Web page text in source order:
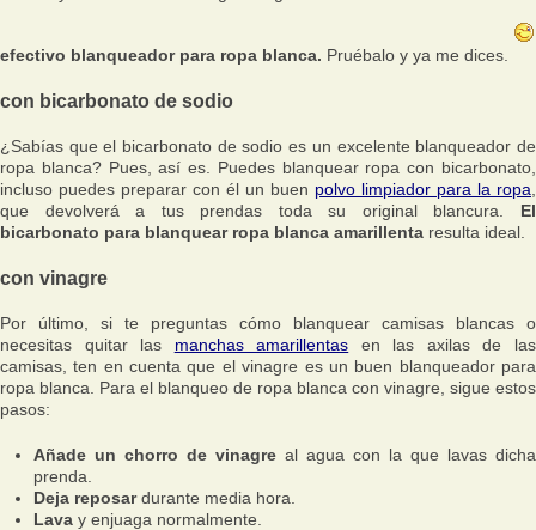
efectivo blanqueador para ropa blanca. Pruébalo y ya me dices.
con bicarbonato de sodio
¿Sabías que el bicarbonato de sodio es un excelente blanqueador de
ropa blanca? Pues, así es. Puedes blanquear ropa con bicarbonato,
incluso puedes preparar con él un buen polvo limpiador para la ropa
que devolverá a tus prendas toda su original blancura. El
bicarbonato para blanquear ropa blanca amarillenta resulta ideal.
con vinagre
Por último, si te preguntas cómo blanquear camisas blancas o
necesitas quitar las manchas amarillentas en las axilas de las
camisas, ten en cuenta que el vinagre es un buen blanqueador para
ropa blanca. Para el blanqueo de ropa blanca con vinagre, sigue estos
pasos:
Añade un chorro de vinagre al agua con la que lavas dicha
prenda.
Deja reposardurante media hora.
Lava y enjuaga normalmente.